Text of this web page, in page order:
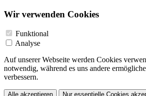
Wir verwenden Cookies
Funktional
Analyse
Auf unserer Webseite werden Cookies
notwendig, während es uns andere
verbessern.
Alle akzeptieren Nur essentielle Cookies